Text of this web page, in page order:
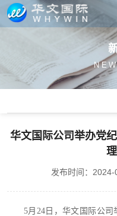
华文国际公司举办党
发布时间：2024-
5月24日，华文国际公